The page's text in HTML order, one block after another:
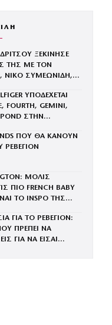
ΞΕΚΙΝΗΣΕ
ΤΗΣ ΜΕ ΤΟΝ
ΝΙΚΟ ΣΥΜΕΩΝΙΔΗ,
ΥΠΟΔΕΧΕΤΑΙ
FOURTH, GEMINI,
ΣΤΗΝ
ΠΟΥ ΘΑ ΚΑΝΟΥΝ
ΡΕΒΕΓΙΟΝ
ΜΟΛΙΣ
ΠΙΟ FRENCH BABY
ΤΟ INSPO ΤΗΣ
ΓΙΑ ΤΟ ΡΕΒΕΓΙΟΝ:
ΠΡΕΠΕΙ ΝΑ
ΓΙΑ ΝΑ ΕΙΣΑΙ